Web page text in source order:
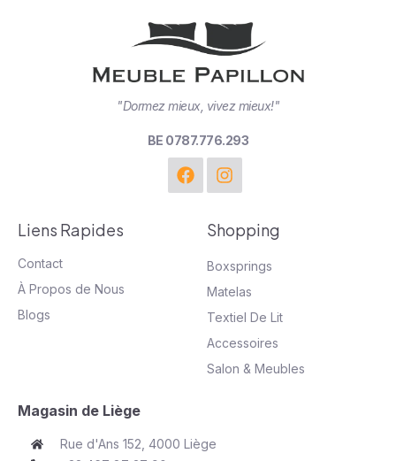
"Dormez mieux, vivez mieux!"
BE 0787.776.293
Liens Rapides
Contact
À Propos de Nous
Blogs
Shopping
Boxsprings
Matelas
Textiel De Lit
Accessoires
Salon & Meubles
Magasin de Liège
Rue d'Ans 152, 4000 Liège